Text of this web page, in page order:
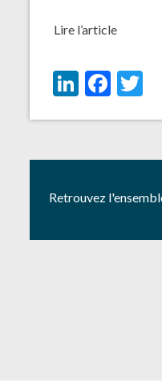
Lire l’article
LinkedIn
Retrouvez